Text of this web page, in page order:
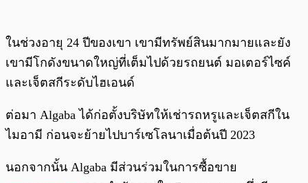
ในช่วงอายุ 24 ปีของเขา เขามีทรัพย์สินมากมายและยัง
เขามีโกดังขนาดใหญ่ที่เต็มไปด้วยรถยนต์ มอเตอร์ไซค์
และเจ็ตสกีระดับไฮเอนด์
ต่อมา Algaba ได้ก่อตั้งบริษัทให้เช่ารถหรูและเจ็ตสกีใน
ไมอามี ก่อนจะย้ายไปบาร์เซโลนาเมื่อต้นปี 2023
นอกจากนั้น Algaba มีส่วนร่วมในการซื้อขาย